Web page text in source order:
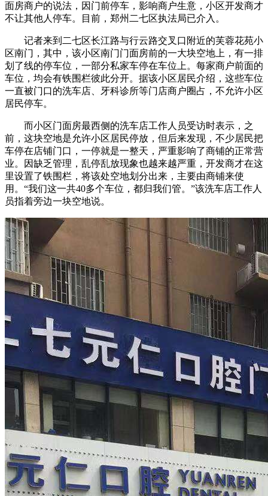
面房商户的说法，因门前停车，影响商户生意，小区开发商才
不让其他人停车。目前，郑州二七区执法局已介入。
记者来到二七区长江路与行云路交叉口附近的芙蓉花苑小
区南门，其中，该小区南门门面房前的一大块空地上，有一排
划了线的停车位，一部分私家车停在车位上。每家商户前面的
车位，均会有铁围栏彼此分开。据该小区居民介绍，这些车位
一直被门口的洗车店、牙科诊所等门店商户圈占，不允许小区
居民停车。
而小区门面房最西侧的洗车店工作人员受访时表示，之
前，这块空地是允许小区居民停放，但后来发现，不少居民把
车停在店铺门口，一停就是一整天，严重影响了商铺的正常营
业。因缺乏管理，乱停乱放现象也越来越严重，开发商才在这
里设置了铁围栏，将该处空地划分出来，主要由商铺来使
用。“我们这一共40多个车位，都归我们管。”该洗车店工作人
员指着旁边一块空地说。